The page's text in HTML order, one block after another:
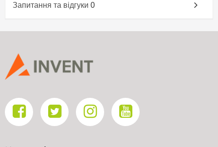
Запитання та відгуки 0